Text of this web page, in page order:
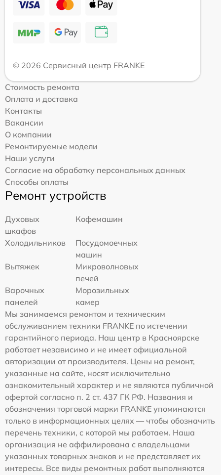
© 2026 Сервисный центр FRANKE
Стоимость ремонта
Оплата и доставка
Контакты
Вакансии
О компании
Ремонтируемые модели
Наши услуги
Согласие на обработку персональных данных
Способы оплаты
Ремонт устройств
Духовых
шкафов
Кофемашин
Холодильников
Посудомоечных
машин
Вытяжек
Микроволновых
печей
Варочных
панелей
Морозильных
камер
Мы занимаемся ремонтом и техническим
обслуживанием техники FRANKE по истечении
гарантийного периода. Наш центр в Красноярске
работает независимо и не имеет официальной
авторизации от производителя. Цены на ремонт,
указанные на сайте, носят исключительно
ознакомительный характер и не являются публичной
офертой согласно п. 2 ст. 437 ГК РФ. Названия и
обозначения торговой марки FRANKE упоминаются
только в информационных целях — чтобы обозначить
перечень техники, с которой мы работаем. Наша
организация не аффилирована с владельцами
указанных товарных знаков и не представляет их
интересы. Все виды ремонтных работ выполняются